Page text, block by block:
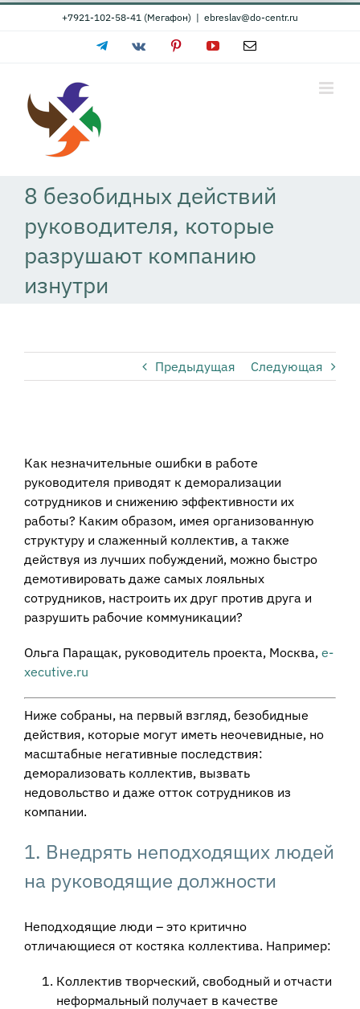
Skip
+7921-102-58-41 (Мегафон) | ebreslav@do-centr.ru
TelegramVk PinterestYouTubeEmail
8 безобидных действий
руководителя, которые
разрушают компанию
изнутри
Предыдущая Следующая
Larger
Image
Как незначительные ошибки в работе
руководителя приводят к деморализации
сотрудников и снижению эффективности их
работы? Каким образом, имея организованную
структуру и слаженный коллектив, а также
действуя из лучших побуждений, можно быстро
демотивировать даже самых лояльных
сотрудников, настроить их друг против друга и
разрушить рабочие коммуникации?
Ольга Паращак, руководитель проекта, Москва, e-
xecutive.ru
Ниже собраны, на первый взгляд, безобидные
действия, которые могут иметь неочевидные, но
масштабные негативные последствия:
деморализовать коллектив, вызвать
недовольство и даже отток сотрудников из
компании.
1. Внедрять неподходящих людей
на руководящие должности
Неподходящие люди – это критично
отличающиеся от костяка коллектива. Например:
Коллектив творческий, свободный и отчасти
неформальный получает в качестве